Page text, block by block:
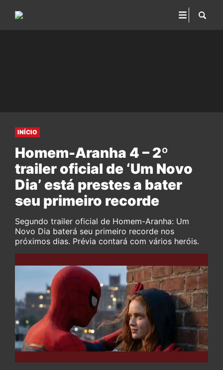
INÍCIO
Homem-Aranha 4 – 2º
trailer oficial de ‘Um Novo
Dia’ está prestes a bater
seu primeiro recorde
Segundo trailer oficial de Homem-Aranha: Um
Novo Dia baterá seu primeiro recorde nos
próximos dias. Prévia contará com vários heróis.